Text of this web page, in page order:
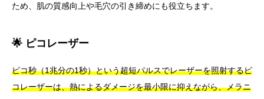
ため、肌の質感向上や毛穴の引き締めにも役立ちます。
🌟 ピコレーザー
ピコ秒（1兆分の1秒）という超短パルスでレーザーを照射するピ
コレーザーは、熱によるダメージを最小限に抑えながら、メラニ